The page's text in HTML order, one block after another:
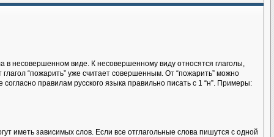
в несовершенном виде. К несовершенному виду относятся глаголы,
“пожарить” уже считает совершенным. От “пожарить” можно
правилам русского языка правильно писать с 1 “н”. Примеры:
иметь зависимых слов. Если все отглагольные слова пишутся с одной